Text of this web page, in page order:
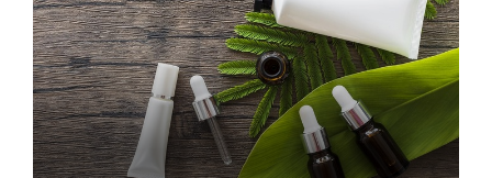
miejsca na kompromisy. W MPR Labs zdajemy
sobie z tego sprawę. Łączymy pasję do badań i
weryfikacji kosmetyków z...